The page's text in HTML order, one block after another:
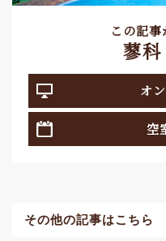
この記
蓼科
オ
空
その他の記事はこちら